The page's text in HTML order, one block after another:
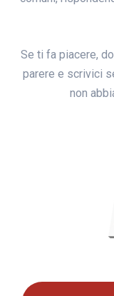
Se ti fa piacere,
parere e scrivici
non